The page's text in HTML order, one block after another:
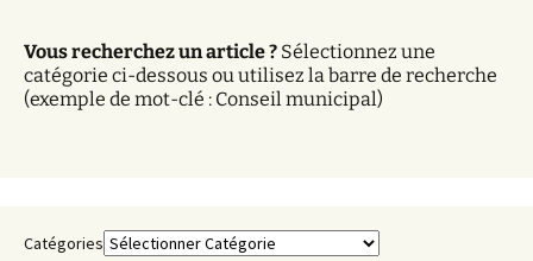
e
s
Vous recherchez un article ? Sélectionnez une
catégorie ci-dessous ou utilisez la barre de recherche
(exemple de mot-clé : Conseil municipal)
Catégories